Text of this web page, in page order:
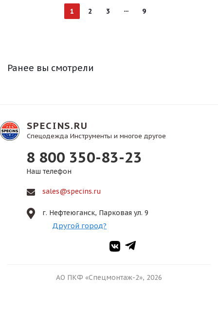
1 2 3 9
Ранее вы смотрели
SPECINS.RU
Спецодежда Инструменты и многое другое
8 800 350-83-23
Наш телефон
sales@specins.ru
г. Нефтеюганск, Парковая ул. 9
Другой город?
АО ПКФ «Спецмонтаж-2», 2026